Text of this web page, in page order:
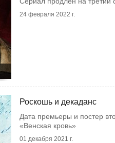
24 февраля 2022 г.
Роскошь и декаданс
Дата премьеры и постер
«Венская кровь»
01 декабря 2021 г.